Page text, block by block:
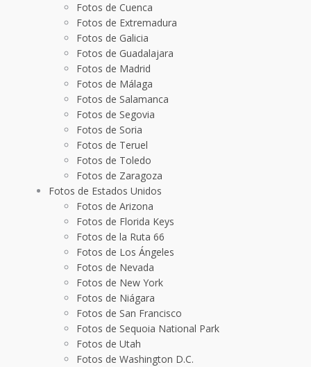
Fotos de Cuenca
Fotos de Extremadura
Fotos de Galicia
Fotos de Guadalajara
Fotos de Madrid
Fotos de Málaga
Fotos de Salamanca
Fotos de Segovia
Fotos de Soria
Fotos de Teruel
Fotos de Toledo
Fotos de Zaragoza
Fotos de Estados Unidos
Fotos de Arizona
Fotos de Florida Keys
Fotos de la Ruta 66
Fotos de Los Ángeles
Fotos de Nevada
Fotos de New York
Fotos de Niágara
Fotos de San Francisco
Fotos de Sequoia National Park
Fotos de Utah
Fotos de Washington D.C.